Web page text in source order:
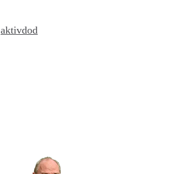
aktivdod